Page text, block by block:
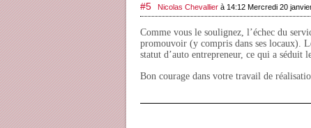
#5 Nicolas Chevallier à 14:12 Mercredi 20
Comme vous le soulignez, l’échec du
promouvoir (y compris dans ses locaux).
statut d’auto entrepreneur, ce qui a séduit
Bon courage dans votre travail de